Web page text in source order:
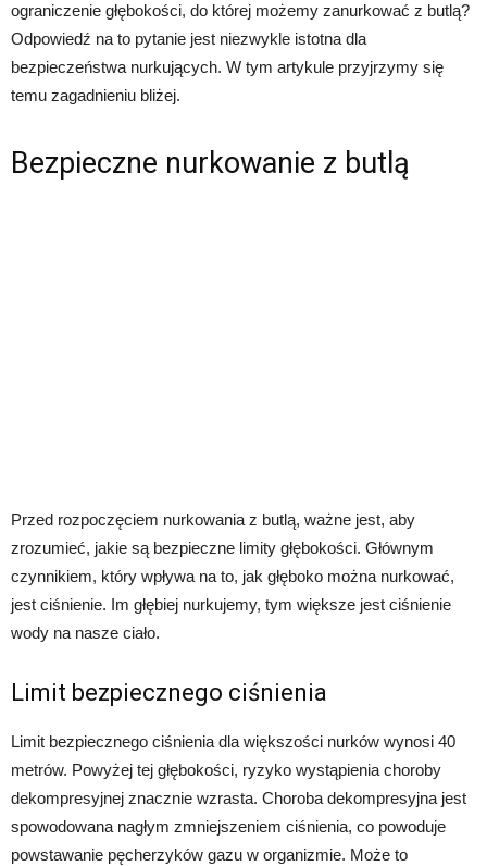
ograniczenie głębokości, do której możemy zanurkować z butlą?
Odpowiedź na to pytanie jest niezwykle istotna dla
bezpieczeństwa nurkujących. W tym artykule przyjrzymy się
temu zagadnieniu bliżej.
Bezpieczne nurkowanie z butlą
Przed rozpoczęciem nurkowania z butlą, ważne jest, aby
zrozumieć, jakie są bezpieczne limity głębokości. Głównym
czynnikiem, który wpływa na to, jak głęboko można nurkować,
jest ciśnienie. Im głębiej nurkujemy, tym większe jest ciśnienie
wody na nasze ciało.
Limit bezpiecznego ciśnienia
Limit bezpiecznego ciśnienia dla większości nurków wynosi 40
metrów. Powyżej tej głębokości, ryzyko wystąpienia choroby
dekompresyjnej znacznie wzrasta. Choroba dekompresyjna jest
spowodowana nagłym zmniejszeniem ciśnienia, co powoduje
powstawanie pęcherzyków gazu w organizmie. Może to